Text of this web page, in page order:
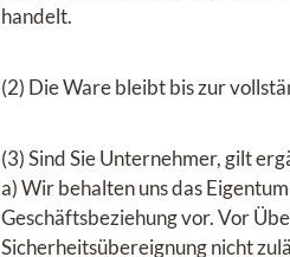
handelt.
(2) Die Ware bleibt bis zur
(3) Sind Sie Unternehmer, gilt
a) Wir behalten uns das
Geschäftsbeziehung vor. Vor
Sicherheitsübereignung nicht